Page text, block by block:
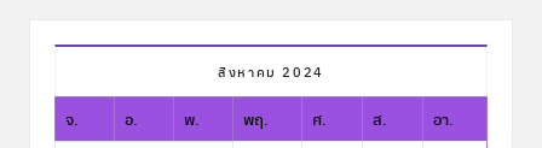
สิงหาคม 2024
จ. อ. พ. พฤ. ศ. ส.
อา.